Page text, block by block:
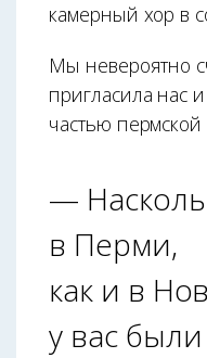
камерный хор в
Мы невероятно
пригласила нас
частью пермской
—
в Перми,
как и в
у вас